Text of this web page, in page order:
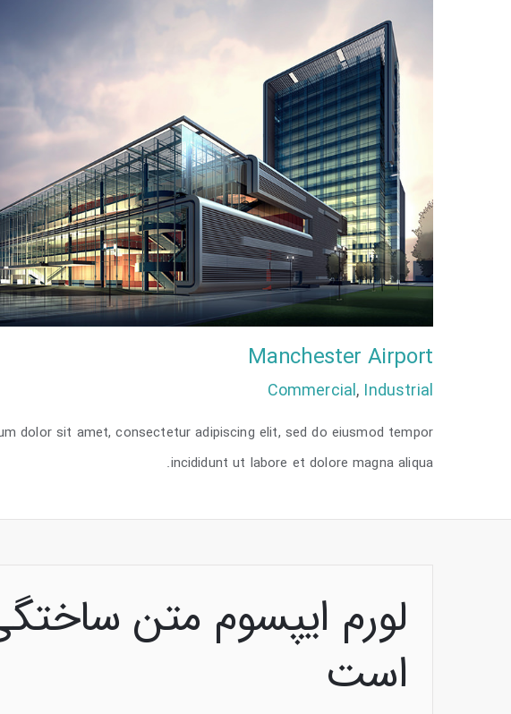
Manchester Airport
Manchester Airport
Commercial, Industrial
dolor sit amet, consectetur adipiscing elit, sed do eiusmod tempor
incididunt ut labore et dolore magna aliqua.
لورم ایپسوم متن
است